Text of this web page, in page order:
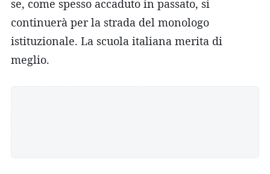
se, come spesso accaduto in passato, si
continuerà per la strada del monologo
istituzionale. La scuola italiana merita di
meglio.